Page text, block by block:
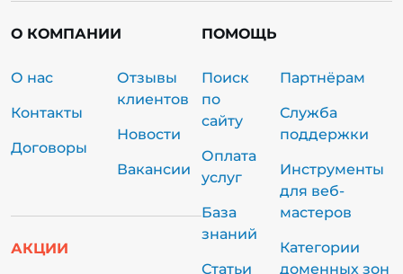
О КОМПАНИИ
О нас
Контакты
Договоры
Отзывы
клиентов
Новости
Вакансии
АКЦИИ
ПОМОЩЬ
Поиск
по
сайту
Оплата
услуг
База
знаний
Статьи
Партнёрам
Служба
поддержки
Инструменты
для веб-
мастеров
Категории
доменных зон